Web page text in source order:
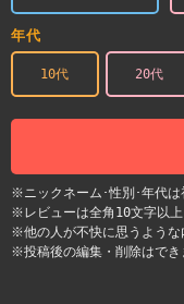
年代
10代 20代
※ニックネーム･性別･年代は
※レビューは全角10文字以上
※他の人が不快に思うような
※投稿後の編集・削除はでき